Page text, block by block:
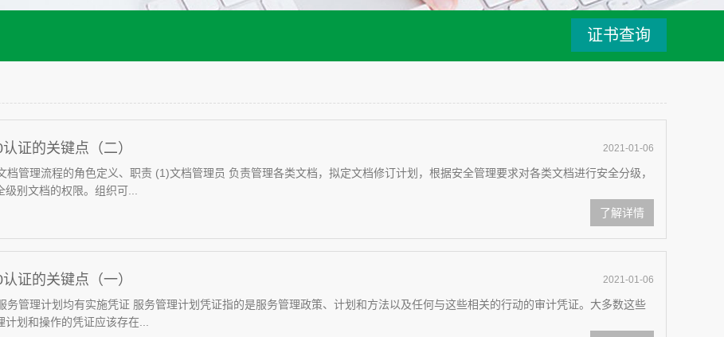
证书查询
2021-01-06
证的关键点（二）
档管理流程的角色定义、职责 (1)文档管理员 负责管理各类文档，拟定文档修订计划，根据安全管理要求对各类文档进行安全分级，
级别文档的权限。组织可...
了解详情
2021-01-06
证的关键点（一）
务管理计划均有实施凭证 服务管理计划凭证指的是服务管理政策、计划和方法以及任何与这些相关的行动的审计凭证。大多数这些
计划和操作的凭证应该存在...